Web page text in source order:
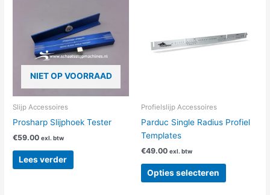
NIET OP VOORRAAD
Slijp Accessoires
Prosharp Slijphoek Tester
€59.00 exl. btw
Lees verder
Profielslijp Accessoires
Parduc Single Radius Profiel
Templates
€49.00 exl. btw
Opties selecteren
variaties.
op